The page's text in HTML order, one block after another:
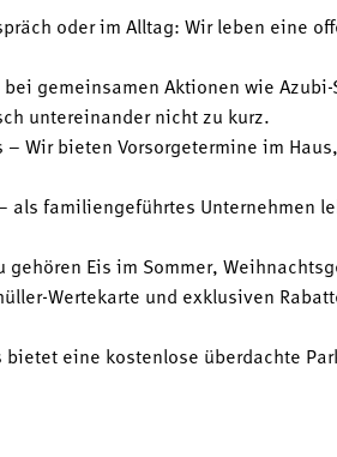
oder im Alltag: Wir leben eine
gemeinsamen Aktionen wie
untereinander nicht zu kurz.
– Wir bieten Vorsorgetermine im
als familiengeführtes Unternehmen
Eis im Sommer,
Wertekarte und exklusiven
eine kostenlose überdachte